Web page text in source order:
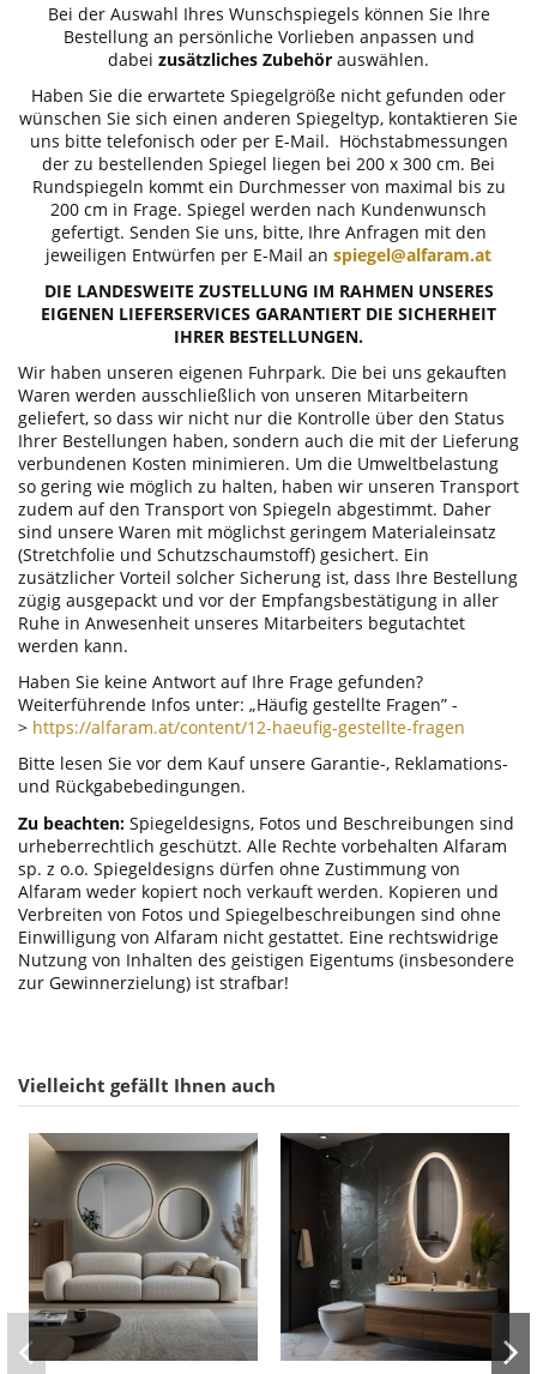
Bei der Auswahl Ihres Wunschspiegels können Sie Ihre
Bestellung an persönliche Vorlieben anpassen und
dabei zusätzliches Zubehör auswählen.
Haben Sie die erwartete Spiegelgröße nicht gefunden oder
wünschen Sie sich einen anderen Spiegeltyp, kontaktieren Sie
uns bitte telefonisch oder per E-Mail. Höchstabmessungen
der zu bestellenden Spiegel liegen bei 200 x 300 cm. Bei
Rundspiegeln kommt ein Durchmesser von maximal bis zu
200 cm in Frage. Spiegel werden nach Kundenwunsch
gefertigt. Senden Sie uns, bitte, Ihre Anfragen mit den
jeweiligen Entwürfen per E-Mail an spiegel@alfaram.at
DIE LANDESWEITE ZUSTELLUNG IM RAHMEN UNSERES
EIGENEN LIEFERSERVICES GARANTIERT DIE SICHERHEIT
IHRER BESTELLUNGEN.
Wir haben unseren eigenen Fuhrpark. Die bei uns gekauften
Waren werden ausschließlich von unseren Mitarbeitern
geliefert, so dass wir nicht nur die Kontrolle über den Status
Ihrer Bestellungen haben, sondern auch die mit der Lieferung
verbundenen Kosten minimieren. Um die Umweltbelastung
so gering wie möglich zu halten, haben wir unseren Transport
zudem auf den Transport von Spiegeln abgestimmt. Daher
sind unsere Waren mit möglichst geringem Materialeinsatz
(Stretchfolie und Schutzschaumstoff) gesichert. Ein
zusätzlicher Vorteil solcher Sicherung ist, dass Ihre Bestellung
zügig ausgepackt und vor der Empfangsbestätigung in aller
Ruhe in Anwesenheit unseres Mitarbeiters begutachtet
werden kann.
Haben Sie keine Antwort auf Ihre Frage gefunden?
Weiterführende Infos unter: „Häufig gestellte Fragen” -
> https://alfaram.at/content/12-haeufig-gestellte-fragen
Bitte lesen Sie vor dem Kauf unsere Garantie-, Reklamations-
und Rückgabebedingungen.
Zu beachten: Spiegeldesigns, Fotos und Beschreibungen sind
urheberrechtlich geschützt. Alle Rechte vorbehalten Alfaram
sp. z o.o. Spiegeldesigns dürfen ohne Zustimmung von
Alfaram weder kopiert noch verkauft werden. Kopieren und
Verbreiten von Fotos und Spiegelbeschreibungen sind ohne
Einwilligung von Alfaram nicht gestattet. Eine rechtswidrige
Nutzung von Inhalten des geistigen Eigentums (insbesondere
zur Gewinnerzielung) ist strafbar!
Vielleicht gefällt Ihnen auch